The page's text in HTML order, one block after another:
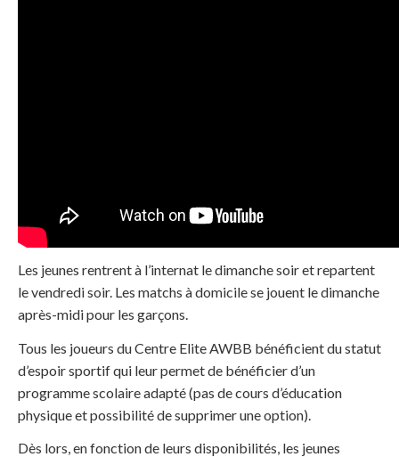
Les jeunes rentrent à l’internat le dimanche soir et repartent
le vendredi soir. Les matchs à domicile se jouent le dimanche
après-midi pour les garçons.
Tous les joueurs du Centre Elite AWBB bénéficient du statut
d’espoir sportif qui leur permet de bénéficier d’un
programme scolaire adapté (pas de cours d’éducation
physique et possibilité de supprimer une option).
Dès lors, en fonction de leurs disponibilités, les jeunes